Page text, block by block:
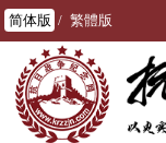
简体版 / 繁體版